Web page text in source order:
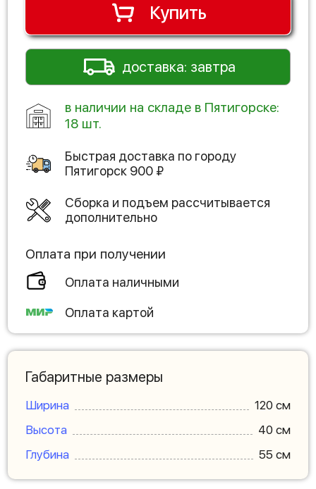
Купить
доставка: завтра
в наличии на складе в Пятигорске:
18 шт.
Быстрая доставка по городу
Пятигорск 900 ₽
Сборка и подъем рассчитывается
дополнительно
Оплата при получении
Оплата наличными
Оплата картой
Габаритные размеры
Ширина
120 см
Высота
40 см
Глубина
55 см